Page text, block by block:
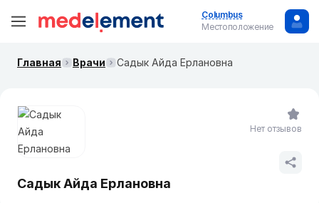
Columbus
Местоположение
Главная Врачи Садык Айда Ерлановна
Садык Айда Ерлановна
Нет отзывов